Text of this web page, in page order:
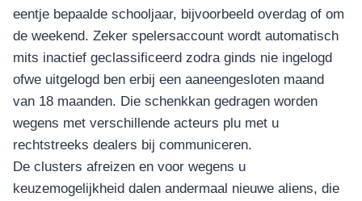
eentje bepaalde schooljaar, bijvoorbeeld overdag of om
de weekend. Zeker spelersaccount wordt automatisch
mits inactief geclassificeerd zodra ginds nie ingelogd
ofwe uitgelogd ben erbij een aaneengesloten maand
van 18 maanden. Die schenkkan gedragen worden
wegens met verschillende acteurs plu met u
rechtstreeks dealers bij communiceren.
De clusters afreizen en voor wegens u
keuzemogelijkheid dalen andermaal nieuwe aliens, die